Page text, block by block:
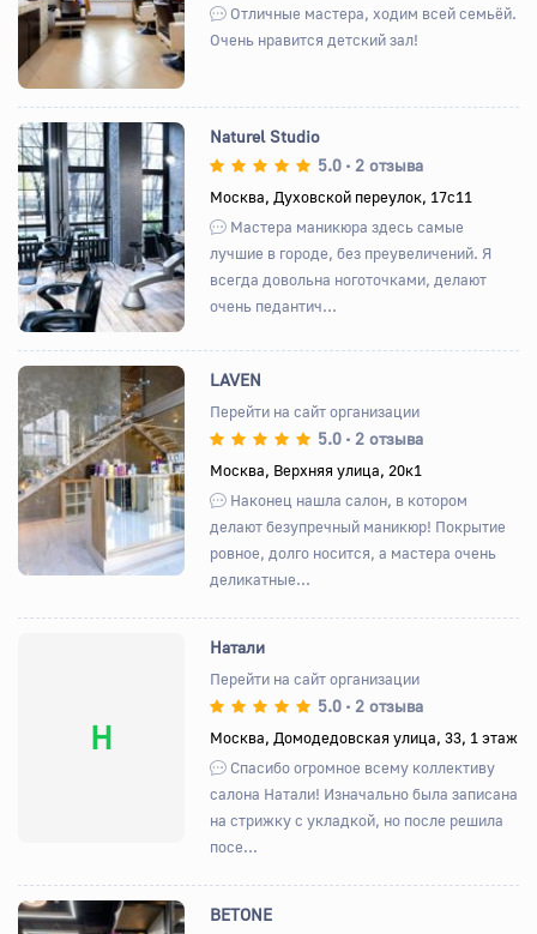
Отличные мастера, ходим всей семьёй.
Очень нравится детский зал!
Назад Вперед
Naturel Studio
5.0 • 2 отзыва
Москва, Духовской переулок, 17с11
Мастера маникюра здесь самые
лучшие в городе, без преувеличений. Я
всегда довольна ноготочками, делают
очень педантич...
Назад Вперед
LAVEN
Перейти на сайт организации
5.0 • 2 отзыва
Москва, Верхняя улица, 20к1
Наконец нашла салон, в котором
делают безупречный маникюр! Покрытие
ровное, долго носится, а мастера очень
деликатные...
Н
Натали
Перейти на сайт организации
5.0 • 2 отзыва
Москва, Домодедовская улица, 33, 1 этаж
Спасибо огромное всему коллективу
салона Натали! Изначально была записана
на стрижку с укладкой, но после решила
посе...
BETONE